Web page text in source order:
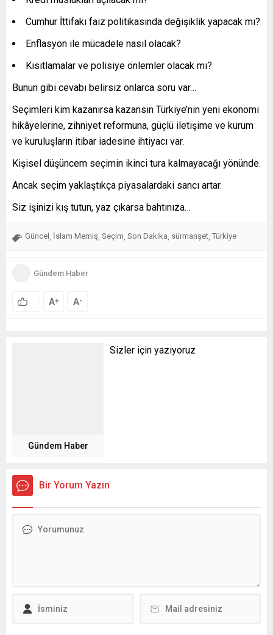
Cumhur İttifakı faiz politikasında değişiklik yapacak mı?
Enflasyon ile mücadele nasıl olacak?
Kısıtlamalar ve polisiye önlemler olacak mı?
Bunun gibi cevabı belirsiz onlarca soru var…
Seçimleri kim kazanırsa kazansın Türkiye’nin yeni ekonomi
hikâyelerine, zihniyet reformuna, güçlü iletişime ve kurum
ve kuruluşların itibar iadesine ihtiyacı var.
Kişisel düşüncem seçimin ikinci tura kalmayacağı yönünde.
Ancak seçim yaklaştıkça piyasalardaki sancı artar.
Siz işinizi kış tutun, yaz çıkarsa bahtınıza…
Güncel , İslam Memiş, Seçim, Son Dakika, sürmanşet, Türkiye
Gündem Haber
A+ A-
Gündem Haber
Sizler için yazıyoruz
Bir Yorum Yazın